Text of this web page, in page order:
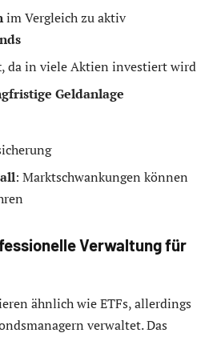
im Vergleich zu aktiv
, da in viele Aktien investiert wird
Geldanlage
: Marktschwankungen können
Verwaltung für
ähnlich wie ETFs, allerdings
verwaltet. Das